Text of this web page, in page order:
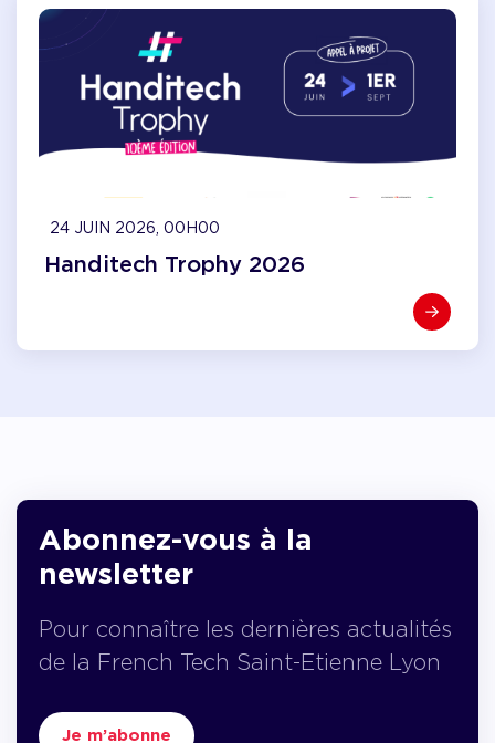
24 JUIN 2026, 00H00
Handitech Trophy 2026
Abonnez-vous à la
newsletter
Pour connaître les dernières actualités
de la French Tech Saint-Etienne Lyon
Je m’abonne